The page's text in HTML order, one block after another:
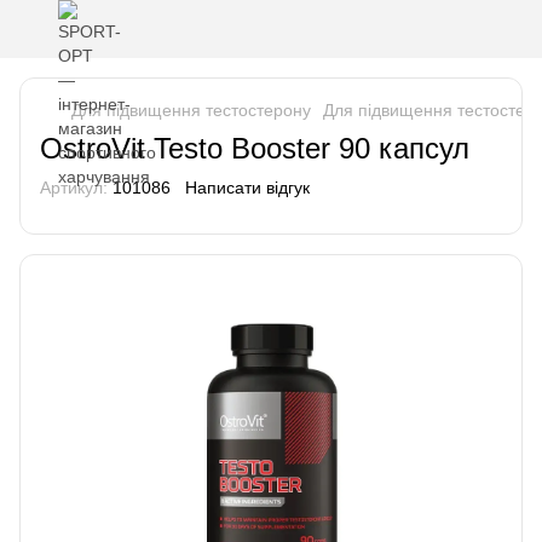
Для підвищення тестостерону Для підвищення
OstroVit Testo Booster 90 капсул
Артикул:101086 Написати відгук